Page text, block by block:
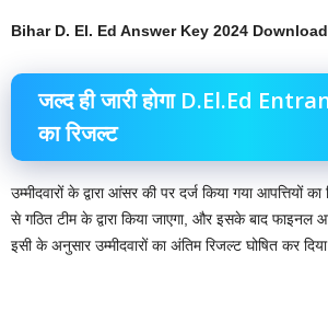
Bihar D. El. Ed Answer Key 2024
जल्द ही जारी होगा D.El.Ed
का रिजल्ट
उम्मीदवारों के द्वारा आंसर की पर दर्ज किया गया आपत्तियों
से गठित टीम के द्वारा किया जाएगा, और इसके बाद फाइनल
इसी के अनुसार उम्मीदवारों का अंतिम रिजल्ट घोषित कर